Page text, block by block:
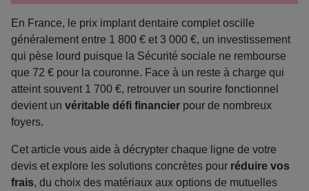
En France, le prix implant dentaire complet oscille
généralement entre 1 800 € et 3 000 €, un investissement
qui pèse lourd puisque la Sécurité sociale ne rembourse
que 72 € pour la couronne. Face à un reste à charge qui
atteint souvent 1 700 €, retrouver un sourire fonctionnel
devient un véritable défi financier pour de nombreux
foyers.
Cet article vous aide à décrypter chaque ligne de votre
devis et explore les solutions concrètes pour réduire vos
frais, du choix des matériaux aux options de mutuelles